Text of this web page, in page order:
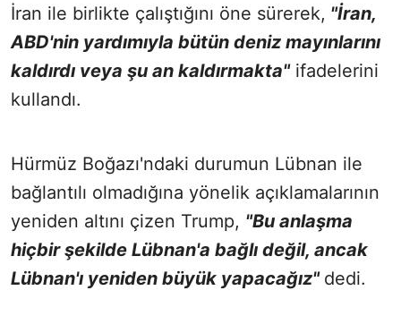
İran ile birlikte çalıştığını öne sürerek, "İran,
ABD'nin yardımıyla bütün deniz mayınlarını
kaldırdı veya şu an kaldırmakta"ifadelerini
kullandı.
Hürmüz Boğazı'ndaki durumun Lübnan ile
bağlantılı olmadığına yönelik açıklamalarının
yeniden altını çizen Trump, "Bu anlaşma
hiçbir şekilde Lübnan'a bağlı değil, ancak
Lübnan'ı yeniden büyük yapacağız" dedi.